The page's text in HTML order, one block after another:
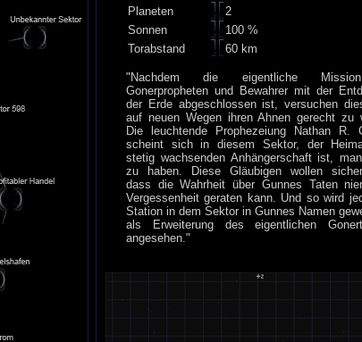
Planeten
2
Sonnen
100 %
Torabstand
60 km
"Nachdem die eigentliche
Gonerpropheten und Bewahrer mit der
der Erde abgeschlossen ist, versuchen
auf neuen Wegen ihren Ahnen gerecht zu
Die leuchtende Prophezeiung Nathan R.
scheint sich in diesem Sektor, der
stetig wachsenden Anhängerschaft ist,
zu haben. Diese Gläubigen wollen
dass die Wahrheit über Gunnes Taten
Vergessenheit geraten kann. Und so wird
Station in dem Sektor in Gunnes Namen
als Erweiterung des eigentlichen
angesehen."